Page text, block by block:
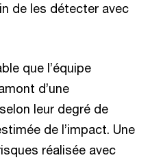
de les détecter avec
que l’équipe
d’une
leur degré de
de l’impact. Une
réalisée avec